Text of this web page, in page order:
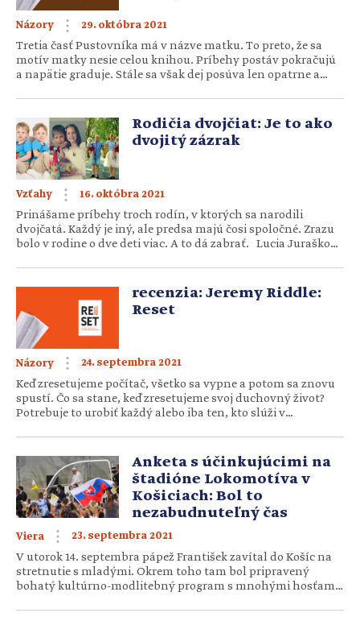
Názory 29. októbra 2021
Tretia časť Pustovníka má v názve matku. To preto, že sa
motív matky nesie celou knihou. Príbehy postáv pokračujú
a napätie graduje. Stále sa však dej posúva len opatrne a
knihách pocit, že príbeh je kvôli rôznym opisom rozvláčny,
tak v tretej to pocítia rovnako. […]Rodičia dvojčiat: Je to ako
dvojitý zázrak
Vzťahy 16. októbra 2021
Prinášame príbehy troch rodín, v ktorých sa narodili
dvojčatá. Každý je iný, ale predsa majú čosi spoločné. Zrazu
bolo v rodine o dve deti viac. A to dá zabrať. Lucia Jurašková
deti. Po troch rokoch som znovu otehotnela. Prijala som to s
obavami, […]
recenzia: Jeremy Riddle:
Reset
Názory 24. septembra 2021
Keď zresetujeme počítač, všetko sa vypne a potom sa znovu
spustí. Čo sa stane, keď zresetujeme svoj duchovný život?
Potrebuje to urobiť každý alebo iba ten, kto slúži v
V knihe opisuje, ako začínal svoj život s chválou, akými
poznaniami a zmenami si prešiel a ako veľmi túži […]
Anketa s účinkujúcimi na
štadióne Lokomotíva v
Košiciach: Bol to
nezabudnuteľný čas
Viera 23. septembra 2021
V utorok 14. septembra pápež František zavítal do Košíc na
stretnutie s mladými. Okrem toho tam bol pripravený
bohatý kultúrno-modlitebný program s mnohými hosťami.
stretnutie s pápežom a na čo budú z tohto dňa najradšej